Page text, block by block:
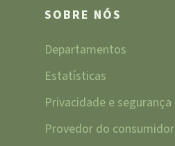
SOBRE NÓS
Departamentos
Estatísticas
Privacidade e segurança
Provedor do consumidor